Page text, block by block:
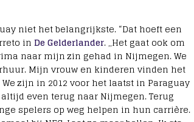
niet het belangrijkste. “Dat hoeft een
in De Gelderlander. ,,Het gaat ook om
naar mijn zin gehad in Nijmegen. We
Mijn vrouw en kinderen vinden het
zijn in 2012 voor het laatst in Paraguay
even terug naar Nijmegen. Terug
spelers op weg helpen in hun carrière.